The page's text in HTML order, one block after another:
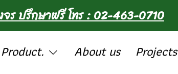
ร ปรึกษาฟรี โทร : 02-463-0710
Product. About us Projects